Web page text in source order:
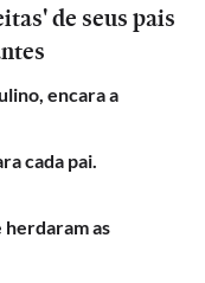
de seus pais
encara a
cada pai.
herdaram as